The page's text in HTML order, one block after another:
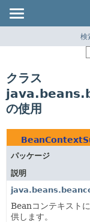
パッケージ
クラス
使用
ツリー
新規
非推奨
索引
検
クラス
の使用
パッケージ
説明
Beanコンテキスト
供します。